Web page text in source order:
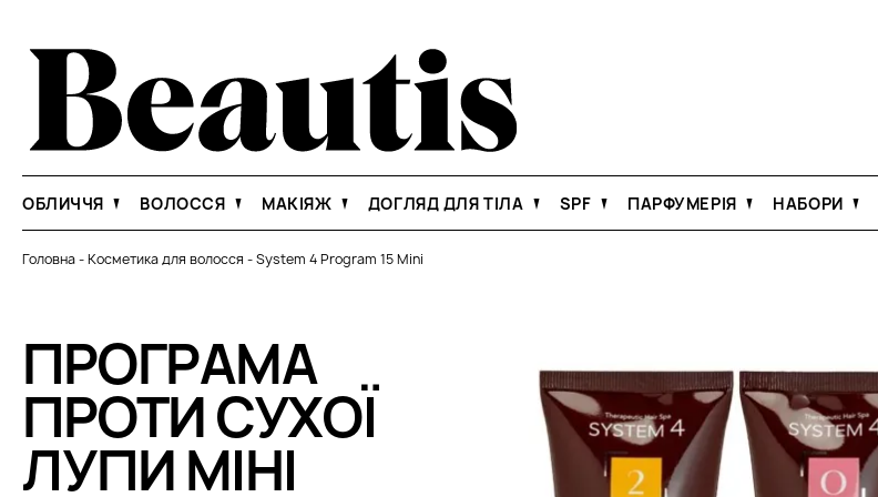
ОБЛИЧЧЯ ВОЛОССЯ МАКІЯЖ ДОГЛЯД ДЛЯ ТІЛА SPF ПАРФУМЕРІЯ НАБОРИ
Головна-Косметика для волосся -System 4 Program 15 Mini
ПРОГРАМА
ПРОТИ СУХОЇ
ЛУПИ МІНІ